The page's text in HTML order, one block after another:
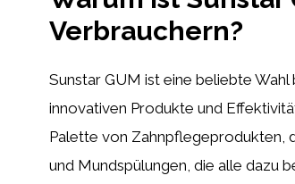
Verbrauchern?
Sunstar GUM ist eine beliebte
innovativen Produkte und
Palette von Zahnpflegeprodukten,
und Mundspülungen, die alle dazu